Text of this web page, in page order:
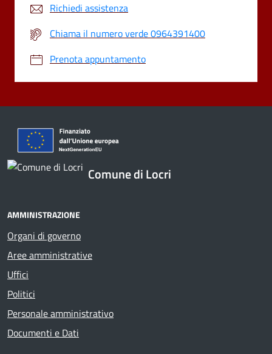
Richiedi assistenza
Chiama il numero verde 0964391400
Prenota appuntamento
Comune di Locri
AMMINISTRAZIONE
Organi di governo
Aree amministrative
Uffici
Politici
Personale amministrativo
Documenti e Dati